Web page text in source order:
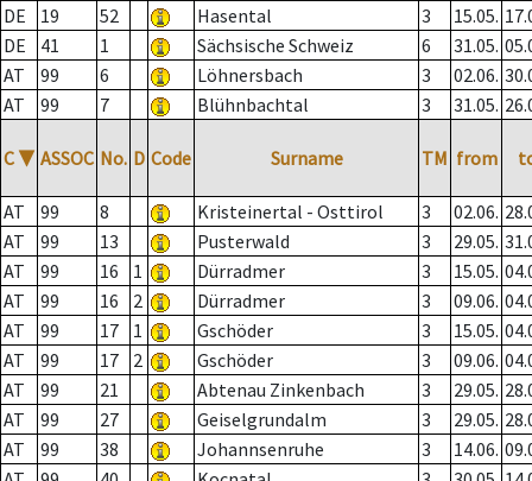
DE
19 52 Hasental 3 15.05.
DE
41 1 Sächsische Schweiz 6 31.05.
AT
99 6 Löhnersbach 3 02.06.
AT
99 7 Blühnbachtal 3 31.05.
C ▼ ASSOC No. D Code Surname TM from
AT 99 8 Kristeinertal - Osttirol 3 02.06.
AT
99 13 Pusterwald 3 29.05.
AT
99 16 1 Dürradmer 3 15.05.
AT
99 16 2 Dürradmer 3 09.06.
AT
99 17 1 Gschöder 3 15.05.
AT
99 17 2 Gschöder 3 09.06.
AT
99 21 Abtenau Zinkenbach 3 29.05.
AT
99 27 Geiselgrundalm 3 29.05.
AT
99 38 Johannsenruhe 3 14.06.